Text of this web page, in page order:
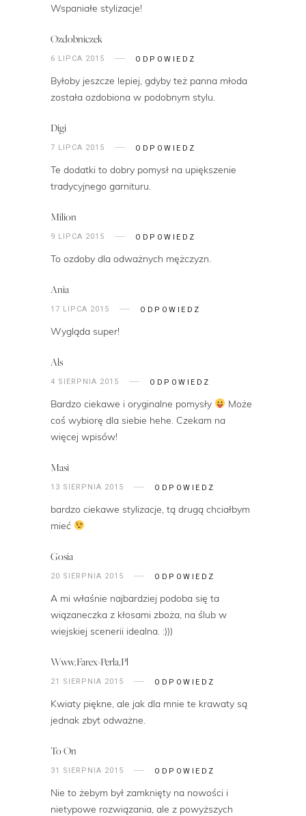
Wspaniałe stylizacje!
Ozdobniczek
6 LIPCA 2015 ODPOWIEDZ
Byłoby jeszcze lepiej, gdyby też panna młoda
została ozdobiona w podobnym stylu.
Digi
7 LIPCA 2015 ODPOWIEDZ
Te dodatki to dobry pomysł na upiększenie
tradycyjnego garnituru.
Milion
9 LIPCA 2015 ODPOWIEDZ
To ozdoby dla odważnych mężczyzn.
Ania
17 LIPCA 2015 ODPOWIEDZ
Wygląda super!
Als
4 SIERPNIA 2015 ODPOWIEDZ
Bardzo ciekawe i oryginalne pomysły
Może
coś wybiorę dla siebie hehe. Czekam na
więcej wpisów!
Masi
13 SIERPNIA 2015 ODPOWIEDZ
bardzo ciekawe stylizacje, tą drugą chciałbym
mieć
Gosia
20 SIERPNIA 2015 ODPOWIEDZ
A mi właśnie najbardziej podoba się ta
wiązaneczka z kłosami zboża, na ślub w
wiejskiej scenerii idealna. :)))
Www.Farex-Perla.pl
21 SIERPNIA 2015 ODPOWIEDZ
Kwiaty piękne, ale jak dla mnie te krawaty są
jednak zbyt odważne.
To On
31 SIERPNIA 2015 ODPOWIEDZ
Nie to żebym był zamknięty na nowości i
nietypowe rozwiązania, ale z powyższych